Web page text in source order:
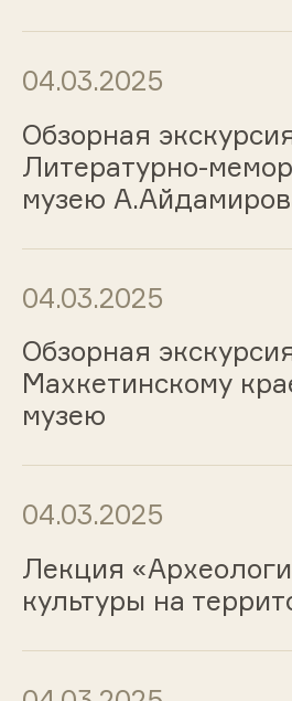
04.03.2025
Обзорная
Литературно-
музею
04.03.2025
Обзорная
Махкетинскому
музею
04.03.2025
Лекция
культуры на